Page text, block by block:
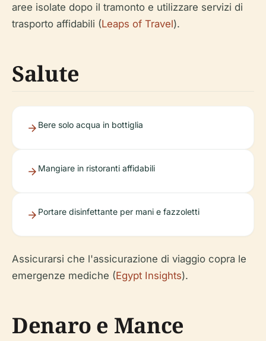
aree isolate dopo il tramonto e utilizzare servizi di
trasporto affidabili (Leaps of Travel).
Salute
Bere solo acqua in bottiglia
Mangiare in ristoranti affidabili
Portare disinfettante per mani e fazzoletti
Assicurarsi che l'assicurazione di viaggio copra le
emergenze mediche (Egypt Insights).
Denaro e Mance